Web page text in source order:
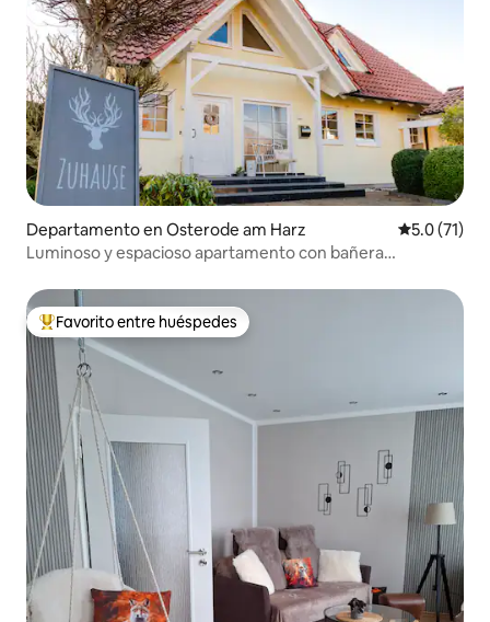
Departamento en Osterode am Harz Calificación
5.0 (71)
Luminoso y espacioso apartamento con bañera
De los mejores en Favorito entre huéspedes
Favorito entre huéspedes